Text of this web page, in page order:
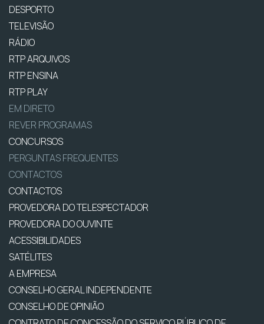
DESPORTO
TELEVISÃO
RÁDIO
RTP ARQUIVOS
RTP ENSINA
RTP PLAY
EM DIRETO
REVER PROGRAMAS
CONCURSOS
PERGUNTAS FREQUENTES
CONTACTOS
CONTACTOS
PROVEDORA DO TELESPECTADOR
PROVEDORA DO OUVINTE
ACESSIBILIDADES
SATÉLITES
A EMPRESA
CONSELHO GERAL INDEPENDENTE
CONSELHO DE OPINIÃO